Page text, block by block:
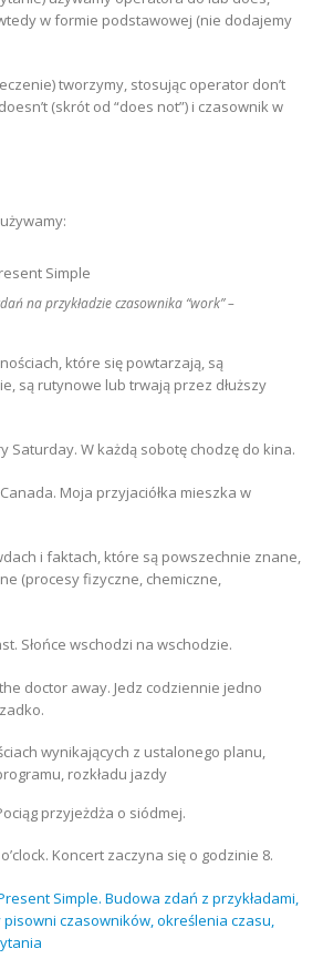
w formie podstawowej (nie dodajemy
tworzymy, stosując operator don’t
(skrót od “does not”) i czasownik w
na przykładzie czasownika “work” –
które się powtarzają, są
są rutynowe lub trwają przez dłuższy
Saturday. W każdą sobotę chodzę do kina.
Moja przyjaciółka mieszka w
i faktach, które są powszechnie znane,
(procesy fizyczne, chemiczne,
Słońce wschodzi na wschodzie.
doctor away. Jedz codziennie jedno
wynikających z ustalonego planu,
rozkładu jazdy
przyjeżdża o siódmej.
Koncert zaczyna się o godzinie 8.
Simple. Budowa zdań z przykładami,
czasowników, określenia czasu,